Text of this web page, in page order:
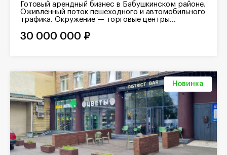
Готовый арендный бизнес в Бабушкинском районе.
Оживлённый поток пешеходного и автомобильного
трафика. Окружение — торговые центры...
30 000 000 ₽
Новинка